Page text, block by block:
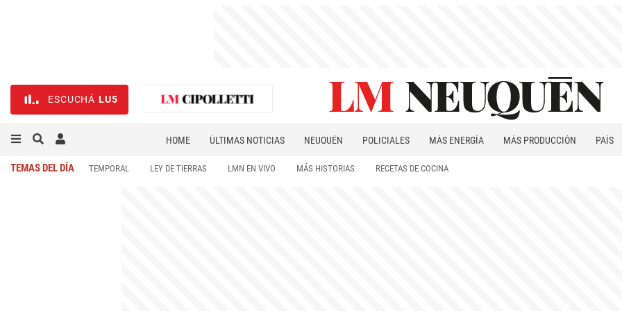
ESCUCHÁ LU5
HOME ÚLTIMAS NOTICIAS NEUQUÉN POLICIALES MÁS ENERGÍA MÁS PRODUCCIÓN
PAÍS
TEMAS DEL DÍA TEMPORAL LEY DE TIERRAS LMN EN VIVO MÁS HISTORIAS RECETAS DE COCINA